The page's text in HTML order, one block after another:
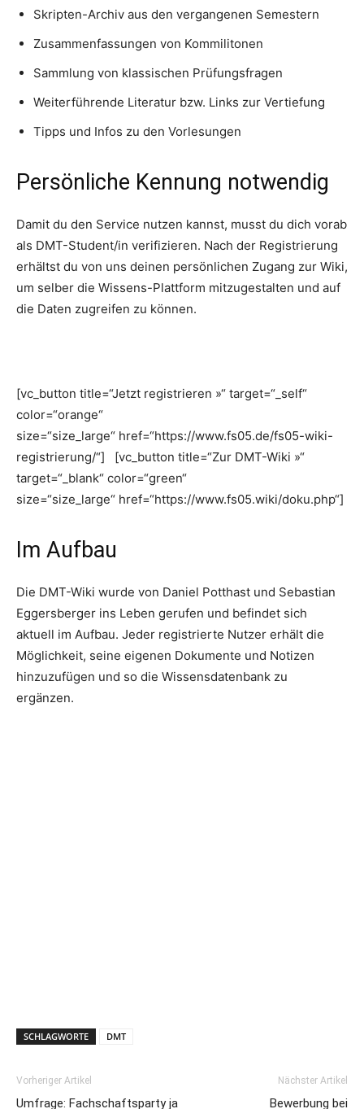
Skripten-Archiv aus den vergangenen Semestern
Zusammenfassungen von Kommilitonen
Sammlung von klassischen Prüfungsfragen
Weiterführende Literatur bzw. Links zur Vertiefung
Tipps und Infos zu den Vorlesungen
Persönliche Kennung notwendig
Damit du den Service nutzen kannst, musst du dich vorab
als DMT-Student/in verifizieren. Nach der Registrierung
erhältst du von uns deinen persönlichen Zugang zur Wiki,
um selber die Wissens-Plattform mitzugestalten und auf
die Daten zugreifen zu können.
[vc_button title=“Jetzt registrieren »“ target=“_self“
color=“orange“
size=“size_large“ href=“https://www.fs05.de/fs05-wiki-
registrierung/“] [vc_button title=“Zur DMT-Wiki »“
target=“_blank“ color=“green“
size=“size_large“ href=“https://www.fs05.wiki/doku.php“]
Im Aufbau
Die DMT-Wiki wurde von Daniel Potthast und Sebastian
Eggersberger ins Leben gerufen und befindet sich
aktuell im Aufbau. Jeder registrierte Nutzer erhält die
Möglichkeit, seine eigenen Dokumente und Notizen
hinzuzufügen und so die Wissensdatenbank zu
ergänzen.
SCHLAGWORTE DMT
Vorheriger Artikel
Umfrage: Fachschaftsparty ja
Nächster Artikel
Bewerbung bei